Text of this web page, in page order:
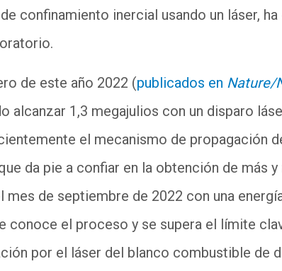
confinamiento inercial usando un láser,
de este año 2022 (publicados en Nature/
alcanzar 1,3 megajulios con un disparo
el mecanismo de propagación
da pie a confiar en la obtención de más
de septiembre de 2022 con una
conoce el proceso y se supera el límite
por el láser del blanco combustible de